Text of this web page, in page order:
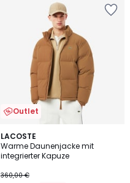
Outlet
LACOSTE
Warme Daunenjacke mit
integrierter Kapuze
360,00 €